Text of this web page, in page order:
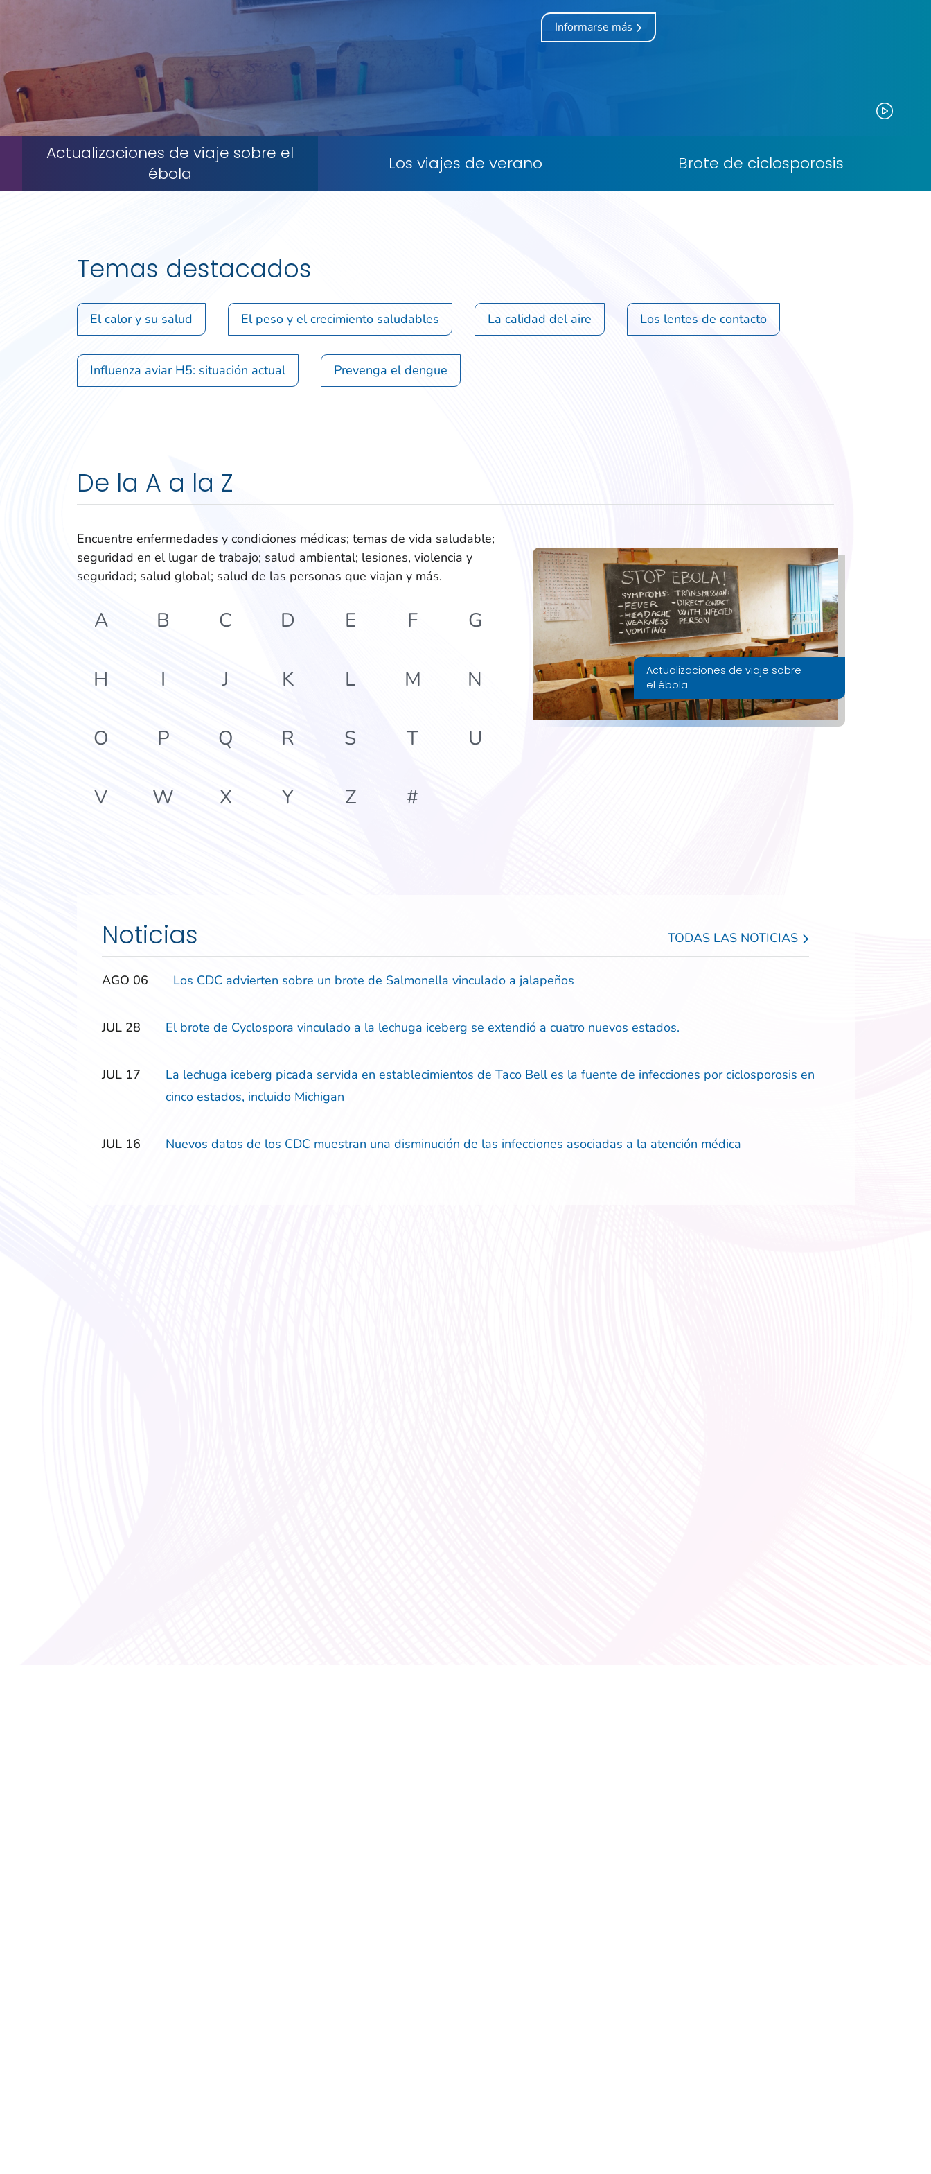
Informarse más
Actualizaciones de viaje sobre el
ébola
Los viajes de verano Brote de ciclosporosis
Temas destacados
El calor y su salud El peso y el crecimiento saludables La calidad del aire Los lentes de contacto
Influenza aviar H5: situación actual Prevenga el dengue
De la A a la Z
Encuentre enfermedades y condiciones médicas; temas de vida saludable;
seguridad en el lugar de trabajo; salud ambiental; lesiones, violencia y
seguridad; salud global; salud de las personas que viajan y más.
A B C D E F G
H I J K L M N
O P Q R S T U
V W X Y Z #
Actualizaciones de viaje sobre
el ébola
Noticias TODAS LAS NOTICIAS
‎‎AGO ‎‎06 Los CDC advierten sobre un brote de Salmonella vinculado a jalapeños
‎‎JUL ‎‎28 El brote de Cyclospora vinculado a la lechuga iceberg se extendió a cuatro nuevos estados.
‎‎JUL ‎‎17
La lechuga iceberg picada servida en establecimientos de Taco Bell es la fuente de infecciones por ciclosporosis en
cinco estados, incluido Michigan
‎‎JUL ‎‎16 Nuevos datos de los CDC muestran una disminución de las infecciones asociadas a la atención médica